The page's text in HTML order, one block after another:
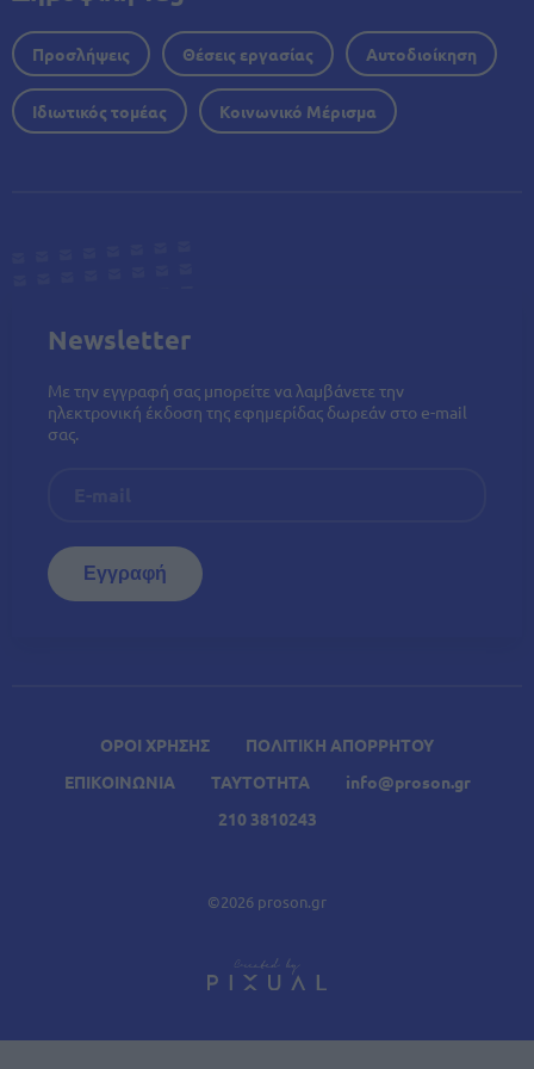
ΟΡΟΙ ΧΡΗΣΗΣ
ΠΟΛΙΤΙΚΗ ΑΠΟΡΡΗΤΟΥ
ΕΠΙΚΟΙΝΩΝΙΑ
ΤΑΥΤΟΤΗΤΑ
info@proson.gr
210 3810243
©2026 proson.gr
Προσλήψεις Θέσεις εργασίας Αυτοδιοίκηση
Ιδιωτικός τομέας Κοινωνικό Μέρισμα
Newsletter
Με την εγγραφή σας μπορείτε να λαμβάνετε την
ηλεκτρονική έκδοση της εφημερίδας δωρεάν στο e-mail
σας.